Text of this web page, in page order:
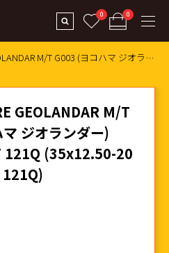
0 0
YOKOHAMA TIRE GEOLANDAR M/T G003 (ヨコハマ ジオランダー) 35x12.50R20 LT 121Q (35
GEOLANDAR M/T
ジオランダー)
121Q (35x12.50-20
121Q)